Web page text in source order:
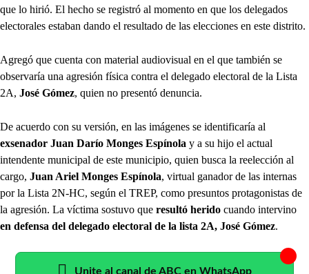
que lo hirió. El hecho se registró al momento en que los delegados
electorales estaban dando el resultado de las elecciones en este distrito.
Agregó que cuenta con material audiovisual en el que también se
observaría una agresión física contra el delegado electoral de la Lista
2A, José Gómez, quien no presentó denuncia.
De acuerdo con su versión, en las imágenes se identificaría al
exsenador Juan Darío Monges Espínola y a su hijo el actual
intendente municipal de este municipio, quien busca la reelección al
cargo, Juan Ariel Monges Espínola, virtual ganador de las internas
por la Lista 2N-HC, según el TREP, como presuntos protagonistas de
la agresión. La víctima sostuvo que resultó herido cuando intervino
en defensa del delegado electoral de la lista 2A, José Gómez.
Unite al canal de ABC en WhatsApp